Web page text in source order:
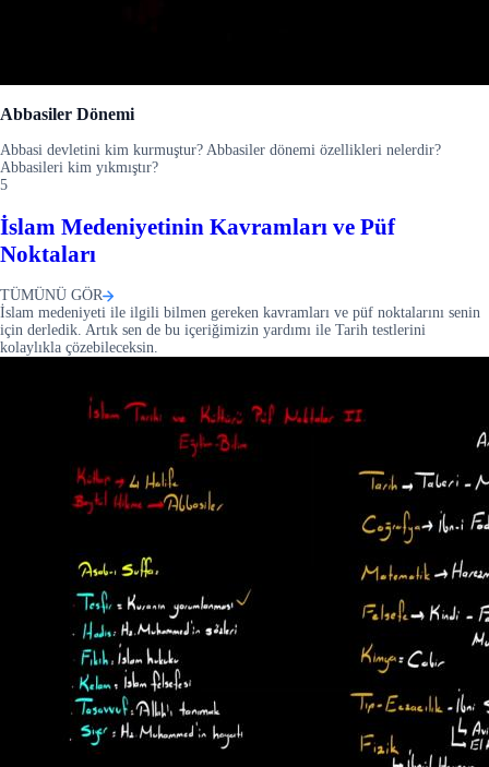
Abbasiler Dönemi
Abbasi devletini kim kurmuştur? Abbasiler dönemi özellikleri nelerdir?
Abbasileri kim yıkmıştır?
5
İslam Medeniyetinin Kavramları ve Püf
Noktaları
TÜMÜNÜ GÖR
İslam medeniyeti ile ilgili bilmen gereken kavramları ve püf noktalarını senin
için derledik. Artık sen de bu içeriğimizin yardımı ile Tarih testlerini
kolaylıkla çözebileceksin.